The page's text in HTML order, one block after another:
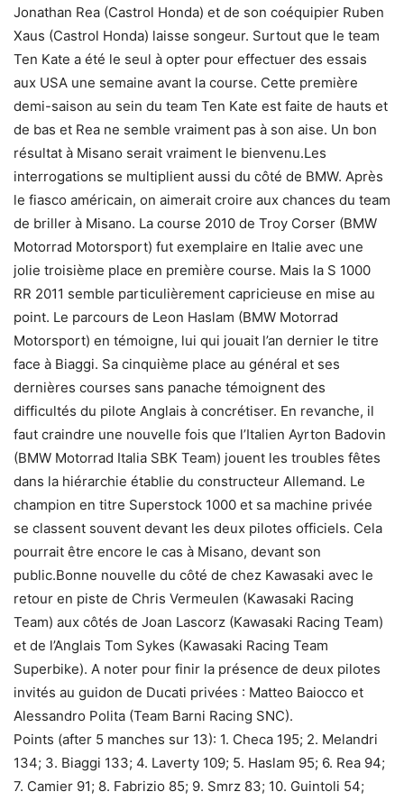
Jonathan Rea (Castrol Honda) et de son coéquipier Ruben
Xaus (Castrol Honda) laisse songeur. Surtout que le team
Ten Kate a été le seul à opter pour effectuer des essais
aux USA une semaine avant la course. Cette première
demi-saison au sein du team Ten Kate est faite de hauts et
de bas et Rea ne semble vraiment pas à son aise. Un bon
résultat à Misano serait vraiment le bienvenu.Les
interrogations se multiplient aussi du côté de BMW. Après
le fiasco américain, on aimerait croire aux chances du team
de briller à Misano. La course 2010 de Troy Corser (BMW
Motorrad Motorsport) fut exemplaire en Italie avec une
jolie troisième place en première course. Mais la S 1000
RR 2011 semble particulièrement capricieuse en mise au
point. Le parcours de Leon Haslam (BMW Motorrad
Motorsport) en témoigne, lui qui jouait l’an dernier le titre
face à Biaggi. Sa cinquième place au général et ses
dernières courses sans panache témoignent des
difficultés du pilote Anglais à concrétiser. En revanche, il
faut craindre une nouvelle fois que l’Italien Ayrton Badovin
(BMW Motorrad Italia SBK Team) jouent les troubles fêtes
dans la hiérarchie établie du constructeur Allemand. Le
champion en titre Superstock 1000 et sa machine privée
se classent souvent devant les deux pilotes officiels. Cela
pourrait être encore le cas à Misano, devant son
public.Bonne nouvelle du côté de chez Kawasaki avec le
retour en piste de Chris Vermeulen (Kawasaki Racing
Team) aux côtés de Joan Lascorz (Kawasaki Racing Team)
et de l’Anglais Tom Sykes (Kawasaki Racing Team
Superbike). A noter pour finir la présence de deux pilotes
invités au guidon de Ducati privées : Matteo Baiocco et
Alessandro Polita (Team Barni Racing SNC).
Points (after 5 manches sur 13): 1. Checa 195; 2. Melandri
134; 3. Biaggi 133; 4. Laverty 109; 5. Haslam 95; 6. Rea 94;
7. Camier 91; 8. Fabrizio 85; 9. Smrz 83; 10. Guintoli 54;